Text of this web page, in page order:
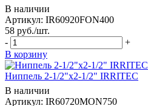
В наличии
Артикул: IR60920FON400
58 руб./шт.
-
+
В корзину
Ниппель 2-1/2"x2-1/2" IRRITEC
В наличии
Артикул: IR60720MON750